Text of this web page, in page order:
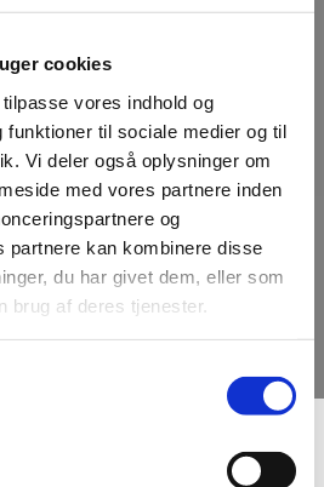
cookies
vores indhold og
funktioner til sociale medier og til
Vi deler også oplysninger om
med vores partnere inden
og
partnere kan kombinere disse
du har givet dem, eller som
brug af deres tjenester.